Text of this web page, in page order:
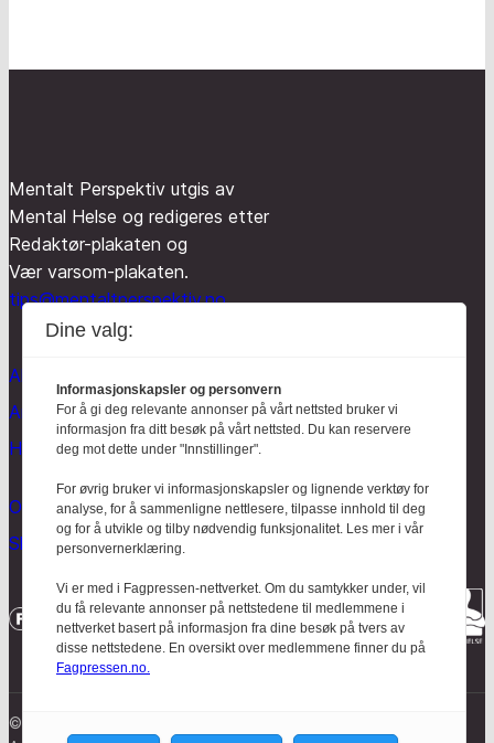
Mentalt Perspektiv utgis av
Mental Helse og redigeres etter
Redaktør-plakaten og
Vær varsom-plakaten.
tips@mentaltperspektiv.no
Aktuelt
Anmeldt
Hodebry
Om oss
Skrive for Hodebry
© Mentalt Perspektiv 2023
Dine valg:
Informasjonskapsler og personvern
For å gi deg relevante annonser på vårt nettsted bruker vi
informasjon fra ditt besøk på vårt nettsted. Du kan reservere
deg mot dette under "Innstillinger".
For øvrig bruker vi informasjonskapsler og lignende verktøy for
analyse, for å sammenligne nettlesere, tilpasse innhold til deg
og for å utvikle og tilby nødvendig funksjonalitet. Les mer i vår
personvernerklæring.
Vi er med i Fagpressen-nettverket. Om du samtykker under, vil
du få relevante annonser på nettstedene til medlemmene i
nettverket basert på informasjon fra dine besøk på tvers av
disse nettstedene. En oversikt over medlemmene finner du på
Fagpressen.no.